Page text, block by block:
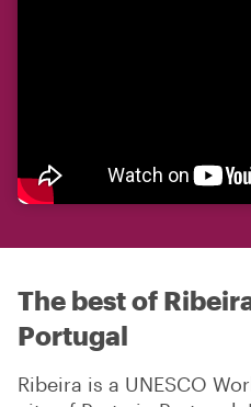
The best of
Portugal
Ribeira is a UNESCO